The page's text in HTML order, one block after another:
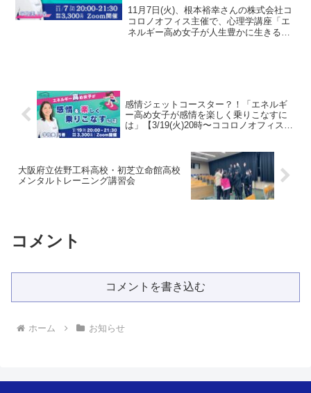
11月7日(火)、根本裕幸さんの株式会社コ
コロノオフィス主催で、心理学講座「エ
ネルギー高め女子が人生豊かに生きるに
感情ジェットコースター？！「エネルギ
ー高め女子が感情を楽しく乗りこなすに
は」【3/19(火)20時〜ココロノオフィス主
大阪府立佐野工科高校・初芝立命館高校
メンタルトレーニング講習会
コメント
コメントを書き込む
ホーム お知らせ